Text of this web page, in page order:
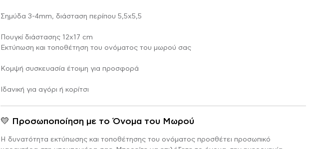
Σημύδα 3-4mm, διάσταση περίπου 5,5χ5,5
Πουγκί διάστασης 12χ17 cm
Εκτύπωση και τοποθέτηση του ονόματος του μωρού σας
Κομψή συσκευασία έτοιμη για προσφορά
Ιδανική για αγόρι ή κορίτσι
💛 Προσωποποίηση με το Όνομα του Μωρού
Η δυνατότητα εκτύπωσης και τοποθέτησης του ονόματος προσθέτει προσωπικό